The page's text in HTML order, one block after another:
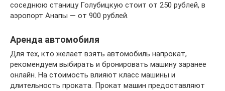
соседнюю станицу Голубицкую стоит от 250 рублей, в
аэропорт Анапы — от 900 рублей.
Аренда автомобиля
Для тех, кто желает взять автомобиль напрокат,
рекомендуем выбирать и бронировать машину заранее
онлайн. На стоимость влияют класс машины и
длительность проката. Прокат машин предоставляют